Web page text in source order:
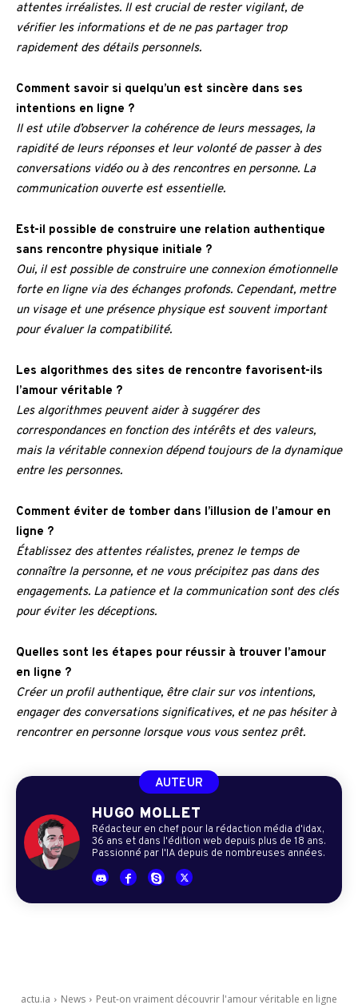
attentes irréalistes. Il est crucial de rester vigilant, de
vérifier les informations et de ne pas partager trop
rapidement des détails personnels.
Comment savoir si quelqu’un est sincère dans ses
intentions en ligne ?
Il est utile d’observer la cohérence de leurs messages, la
rapidité de leurs réponses et leur volonté de passer à des
conversations vidéo ou à des rencontres en personne. La
communication ouverte est essentielle.
Est-il possible de construire une relation authentique
sans rencontre physique initiale ?
Oui, il est possible de construire une connexion émotionnelle
forte en ligne via des échanges profonds. Cependant, mettre
un visage et une présence physique est souvent important
pour évaluer la compatibilité.
Les algorithmes des sites de rencontre favorisent-ils
l’amour véritable ?
Les algorithmes peuvent aider à suggérer des
correspondances en fonction des intérêts et des valeurs,
mais la véritable connexion dépend toujours de la dynamique
entre les personnes.
Comment éviter de tomber dans l’illusion de l’amour en
ligne ?
Établissez des attentes réalistes, prenez le temps de
connaître la personne, et ne vous précipitez pas dans des
engagements. La patience et la communication sont des clés
pour éviter les déceptions.
Quelles sont les étapes pour réussir à trouver l’amour
en ligne ?
Créer un profil authentique, être clair sur vos intentions,
engager des conversations significatives, et ne pas hésiter à
rencontrer en personne lorsque vous vous sentez prêt.
AUTEUR
HUGO MOLLET
Rédacteur en chef pour la rédaction média d'idax,
36 ans et dans l'édition web depuis plus de 18 ans.
Passionné par l'IA depuis de nombreuses années.
actu.ia News Peut-on vraiment découvrir l'amour véritable en ligne